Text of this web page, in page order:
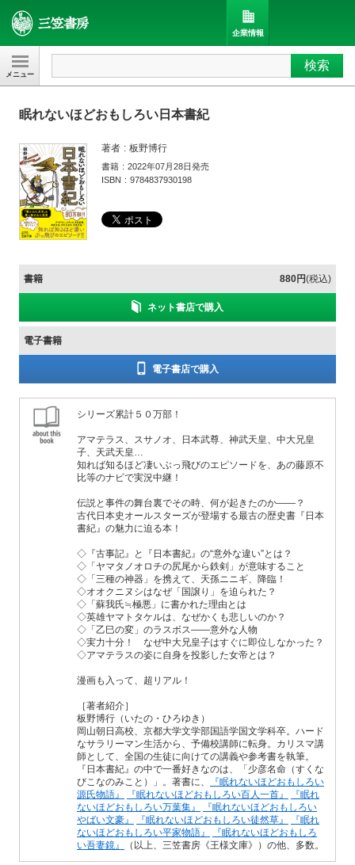
三笠書房 検索
企業情報
眠れないほどおもしろい日本書紀
著者 板野博行
書籍
2022年07月28日発売
ISBN
9784837930198
書籍 880円(税込)
ネット書店で購入
電子書籍
電子書店で購入
シリーズ累計５０万部！
アマテラス、スサノオ、日本武尊、神武天皇、中大兄皇
子、天武天皇…
知れば知るほど凄いぶっ飛びのエピソードを、あの藤原不
比等のナビで実況中継！
伝説と事件の舞台裏でその時、何が起きたのか――？
古代日本史オールスターズが登場する最古の歴史書『日本
書紀』の魅力に迫る本！
◇『古事記』と『日本書紀』の“意外な違い”とは？
◇「ヤマタノオロチの尻尾から鉄剣」が意味すること
◇「三種の神器」を携えて、天孫ニニギ、降臨！
◇オオクニヌシはなぜ「国譲り」を迫られた？
◇「蘇我氏≒極悪」に書かれた理由とは
◇英雄ヤマトタケルは、なぜかくも悲しいのか？
◇「乙巳の変」のラスボス――意外な人物
◇実力十分！ なぜ中大兄皇子はすぐに即位しなかった？
◇アマテラスの姿に自身を投影した女帝とは？
漫画も入って、超リアル！
［著者紹介］
板野博行（いたの・ひろゆき）
岡山朝日高校、京都大学文学部国語学国文学科卒。ハード
なサラリーマン生活から、予備校講師に転身。カリスマ講
師として、全国の生徒に向けての講義や参考書を執筆。
『日本書紀』の中で一番好きなのは、「少彦名命（すくな
びこなのみこと）」。著書に、
『眠れないほどおもしろい
源氏物語』
『眠れないほどおもしろい百人一首』
『眠れ
ないほどおもしろい万葉集』
『眠れないほどおもしろい
やばい文豪』
『眠れないほどおもしろい徒然草』
『眠れ
ないほどおもしろい平家物語』
『眠れないほどおもしろ
い吾妻鏡』
（以上、三笠書房《王様文庫》）の他、多数。